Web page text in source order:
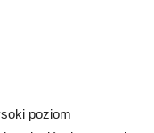
poziom